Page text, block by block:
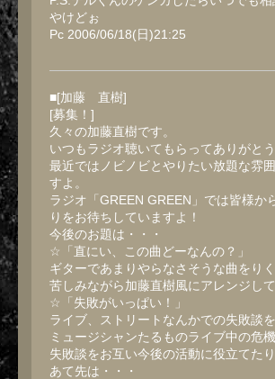
やけどぉ
Pc 2006/06/18(日)21:25
■[加藤 直樹]
[募集！]
久々の加藤直樹です。
いつもラジオ聴いてもらってありがと
最近ではノビノビとやりたい放題な雰
すよ。
ラジオ「GREEN GREEN」では皆様か
りをお待ちしていますよ！
今後のお題は・・・
☆「直にい、この曲どーなんの？」
ギターであまりやらなさそうな曲をり
苦しみながら加藤直樹風にアレンジし
☆「失敗がいっぱい！」
ライブ、ストリートなんかでの失敗談
ミュージシャンたるものライブ中の危
失敗談をお互い今後の活動に役立てた
あて先は・・・